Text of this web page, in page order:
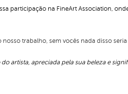
participação na FineArt Association,
trabalho, sem vocês nada disso seria
artista, apreciada pela sua beleza e